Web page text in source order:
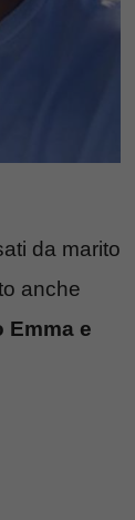
da marito
anche
Emma e